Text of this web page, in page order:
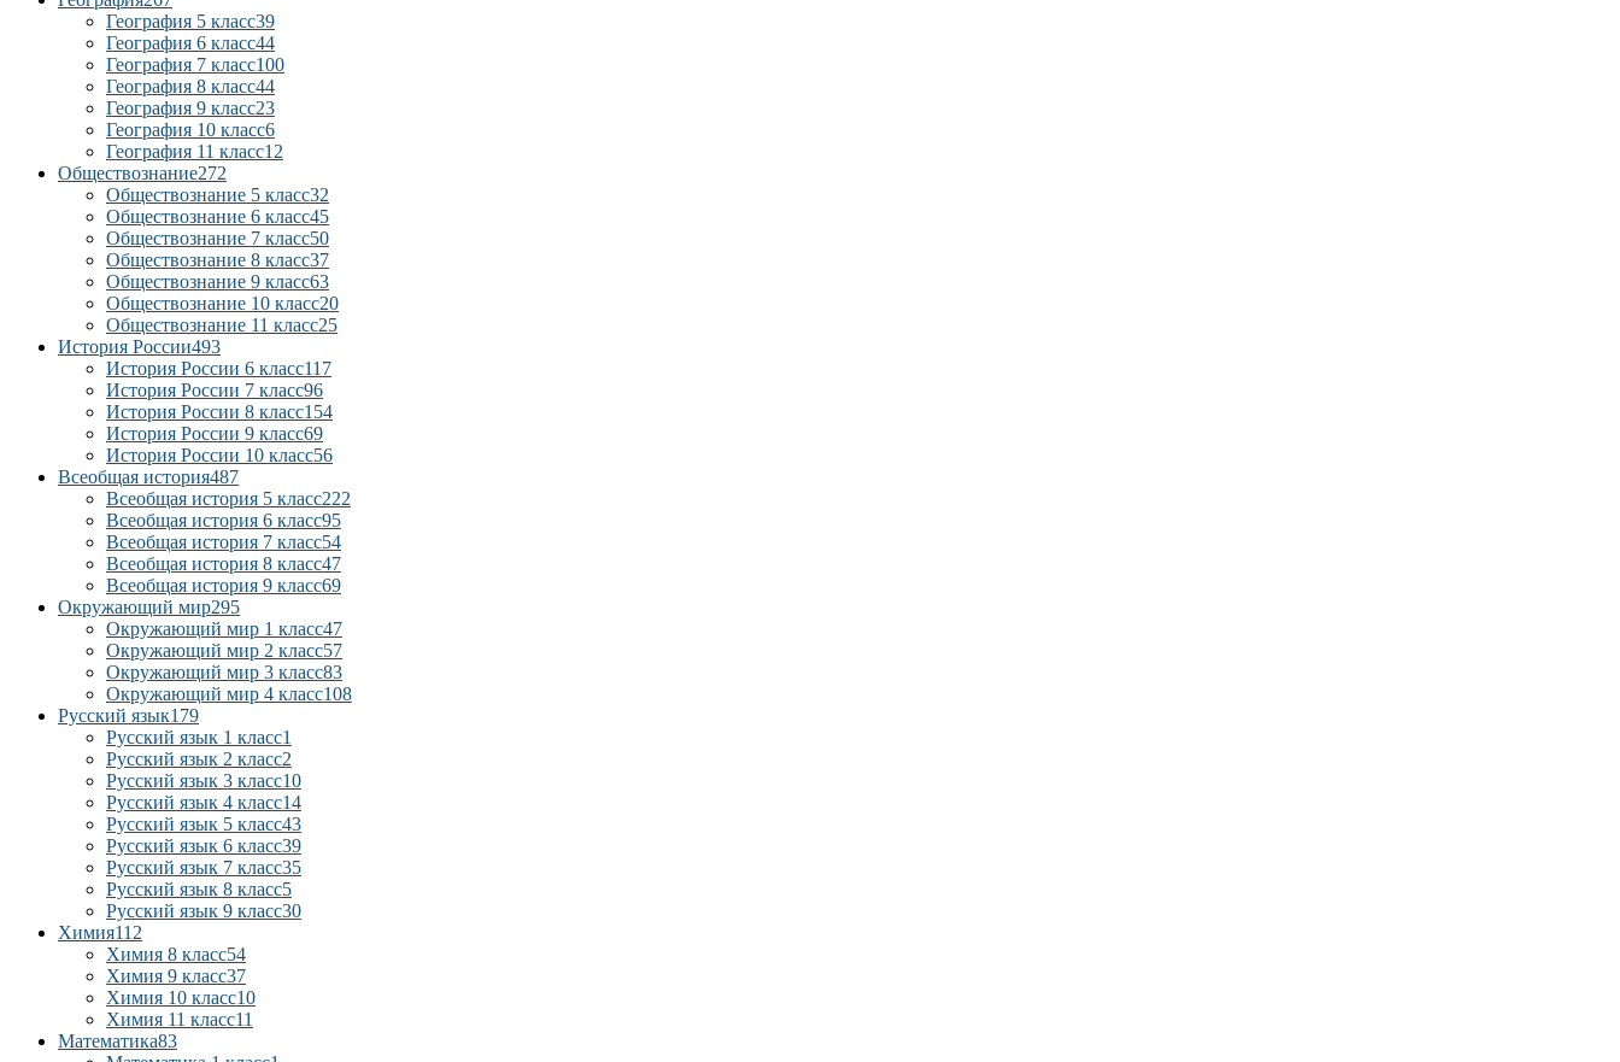
География 5 класс39
География 6 класс44
География 7 класс100
География 8 класс44
География 9 класс23
География 10 класс6
География 11 класс12
Обществознание272
Обществознание 5 класс32
Обществознание 6 класс45
Обществознание 7 класс50
Обществознание 8 класс37
Обществознание 9 класс63
Обществознание 10 класс20
Обществознание 11 класс25
История России493
История России 6 класс117
История России 7 класс96
История России 8 класс154
История России 9 класс69
История России 10 класс56
Всеобщая история487
Всеобщая история 5 класс222
Всеобщая история 6 класс95
Всеобщая история 7 класс54
Всеобщая история 8 класс47
Всеобщая история 9 класс69
Окружающий мир295
Окружающий мир 1 класс47
Окружающий мир 2 класс57
Окружающий мир 3 класс83
Окружающий мир 4 класс108
Русский язык179
Русский язык 1 класс1
Русский язык 2 класс2
Русский язык 3 класс10
Русский язык 4 класс14
Русский язык 5 класс43
Русский язык 6 класс39
Русский язык 7 класс35
Русский язык 8 класс5
Русский язык 9 класс30
Химия112
Химия 8 класс54
Химия 9 класс37
Химия 10 класс10
Химия 11 класс11
Математика83